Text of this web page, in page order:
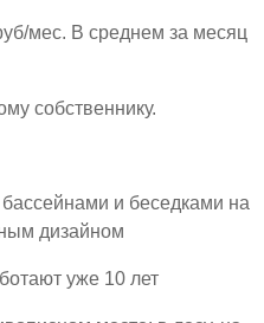
мес. В среднем за месяц
собственнику.
и беседками на
дизайном
уже 10 лет